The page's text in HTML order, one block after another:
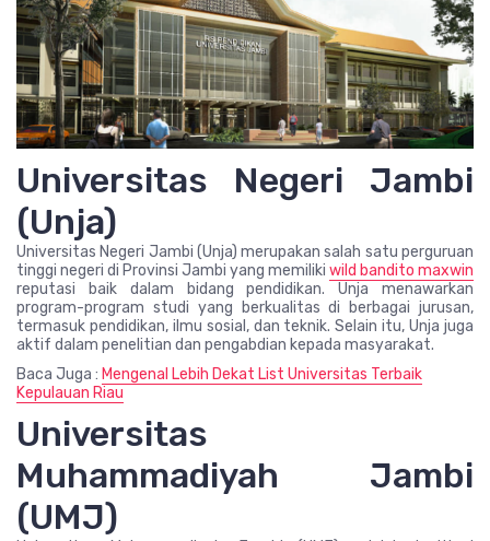
Universitas Negeri Jambi
(Unja)
Universitas Negeri Jambi (Unja) merupakan salah satu perguruan
tinggi negeri di Provinsi Jambi yang memiliki wild bandito maxwin
reputasi baik dalam bidang pendidikan. Unja menawarkan
program-program studi yang berkualitas di berbagai jurusan,
termasuk pendidikan, ilmu sosial, dan teknik. Selain itu, Unja juga
aktif dalam penelitian dan pengabdian kepada masyarakat.
Baca Juga : Mengenal Lebih Dekat List Universitas Terbaik
Kepulauan Riau
Universitas
Muhammadiyah Jambi
(UMJ)